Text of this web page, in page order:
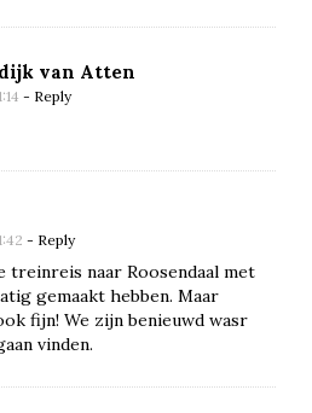
van Atten
- Reply
- Reply
treinreis naar Roosendaal met
gemaakt hebben. Maar
fijn! We zijn benieuwd wasr
vinden.